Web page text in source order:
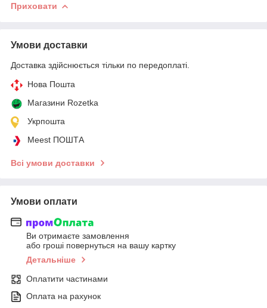
Приховати
Умови доставки
Доставка здійснюється тільки по передоплаті.
Нова Пошта
Магазини Rozetka
Укрпошта
Meest ПОШТА
Всі умови доставки
Умови оплати
Ви отримаєте замовлення
або гроші повернуться на вашу картку
Детальніше
Оплатити частинами
Оплата на рахунок